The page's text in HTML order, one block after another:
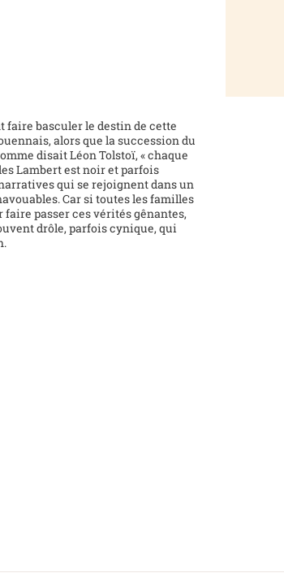
faire basculer le destin de cette
alors que la succession du
disait Léon Tolstoï, « chaque
Lambert est noir et parfois
qui se rejoignent dans un
Car si toutes les familles
faire passer ces vérités gênantes,
drôle, parfois cynique, qui